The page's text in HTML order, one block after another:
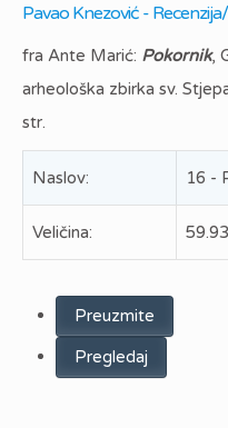
Pavao Knezović -
fra Ante Marić: Pokornik,
arheološka zbirka sv.
str.
Naslov: 16 -
Veličina:
Preuzmite
Pregledaj